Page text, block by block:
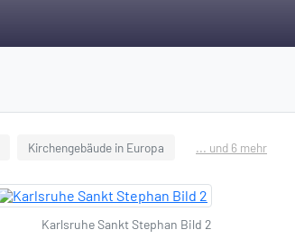
Kirchengebäude in Europa ... und 6 mehr
Karlsruhe Sankt Stephan Bild 2